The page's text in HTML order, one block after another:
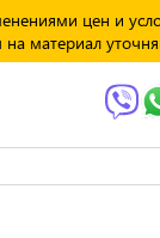
цен и
материал